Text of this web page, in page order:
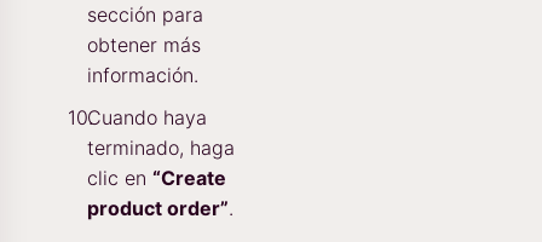
sección para
obtener más
información.
Cuando haya
terminado, haga
clic en “Create
product order”.